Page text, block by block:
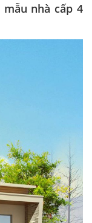
nhà cấp 4